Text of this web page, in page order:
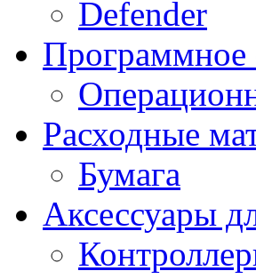
Defender
Программное
Расходные
Бумага
Аксессуары